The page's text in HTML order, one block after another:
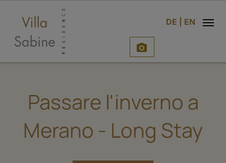
DE EN

Passare l'inverno a
Merano - Long Stay